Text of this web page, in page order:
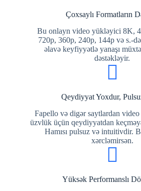
Çoxsaylı Formatların
Bu onlayn video yükləyici 8K,
720p, 360p, 240p, 144p və s.-
əlavə keyfiyyətlə yanaşı
dəstəkləyir.
Qeydiyyat Yoxdur,
Fapello və digər saytlardan
üzvlük üçün qeydiyyatdan
Hamısı pulsuz və intuitivdir.
xərcləmirsən.
Yüksək Performanslı